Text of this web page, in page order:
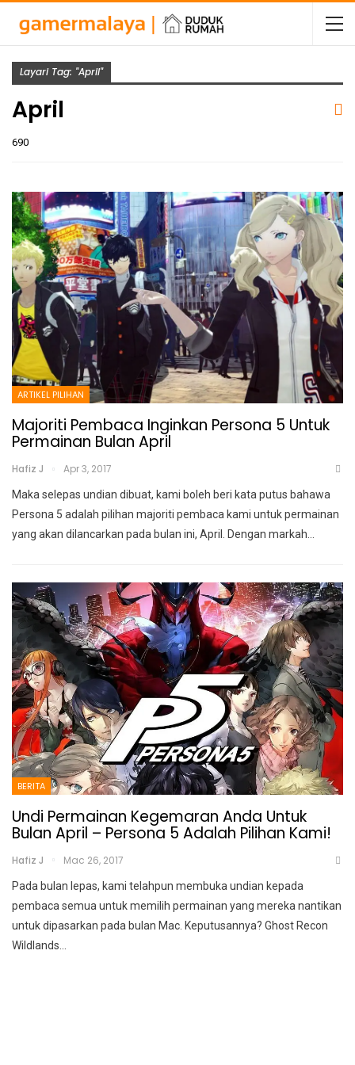
Layari Tag: "April"
April
690
ARTIKEL PILIHAN
Majoriti Pembaca Inginkan Persona 5 Untuk
Permainan Bulan April
Hafiz J Apr 3, 2017
Maka selepas undian dibuat, kami boleh beri kata putus bahawa
Persona 5 adalah pilihan majoriti pembaca kami untuk permainan
yang akan dilancarkan pada bulan ini, April. Dengan markah…
BERITA
Undi Permainan Kegemaran Anda Untuk
Bulan April – Persona 5 Adalah Pilihan Kami!
Hafiz J Mac 26, 2017
Pada bulan lepas, kami telahpun membuka undian kepada
pembaca semua untuk memilih permainan yang mereka nantikan
untuk dipasarkan pada bulan Mac. Keputusannya? Ghost Recon
Wildlands…